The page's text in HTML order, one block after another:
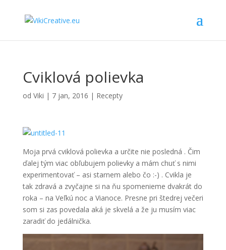
Cviklová polievka
od Viki | 7 jan, 2016 | Recepty
Moja prvá cviklová polievka a určite nie posledná . Čim
ďalej tým viac obľubujem polievky a mám chuť s nimi
experimentovať – asi starnem alebo čo :-) . Cvikla je
tak zdravá a zvyčajne si na ňu spomenieme dvakrát do
roka – na Veľkú noc a Vianoce. Presne pri štedrej večeri
som si zas povedala aká je skvelá a že ju musím viac
zaradiť do jedálnička.